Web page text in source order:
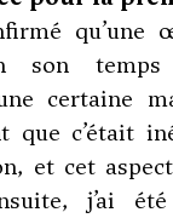
son
certaine
que c’était
et cet
j’ai